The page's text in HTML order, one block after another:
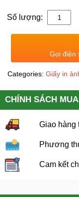
Số lượng:
Gọi điện
Categories: Giấy in
CHÍNH SÁCH
Giao hàng
Phương
Cam kết